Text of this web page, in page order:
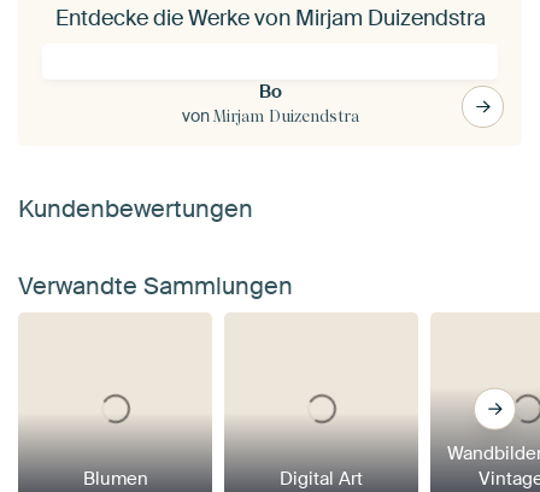
Entdecke die Werke von Mirjam Duizendstra
Bo
vonMirjam Duizendstra
Kundenbewertungen
Verwandte Sammlungen
Blumen Digital Art